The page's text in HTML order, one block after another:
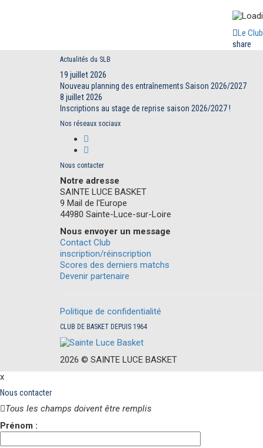
Le Club
share
Actualités du SLB
19 juillet 2026
Nouveau planning des entraînements Saison 2026/2027
8 juillet 2026
Inscriptions au stage de reprise saison 2026/2027 !
Nos réseaux sociaux
Nous contacter
Notre adresse
SAINTE LUCE BASKET
9 Mail de l'Europe
44980 Sainte-Luce-sur-Loire
Nous envoyer un message
Contact Club
inscription/réinscription
Scores des derniers matchs
Devenir partenaire
Politique de confidentialité
CLUB DE BASKET DEPUIS 1964
2026 © SAINTE LUCE BASKET
x
Nous contacter
Tous les champs doivent être remplis
Prénom :